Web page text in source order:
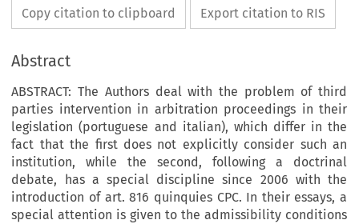
Copy citation to clipboard Export citation to RIS
Abstract
ABSTRACT: The Authors deal with the problem of third
parties intervention in arbitration proce­edings in their
legislation (portuguese and italian), which differ in the
fact that the first does not explicitly consider such an
institution, while the second, following a doctrinal
debate, has a special discipline since 2006 with the
introduction of art. 816 quinquies CPC. In their essays, a
special at­tention is given to the admissibility conditions